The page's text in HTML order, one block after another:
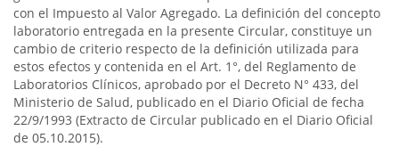
con el Impuesto al Valor Agregado. La definición del concepto
laboratorio entregada en la presente Circular, constituye un
cambio de criterio respecto de la definición utilizada para
estos efectos y contenida en el Art. 1°, del Reglamento de
Laboratorios Clínicos, aprobado por el Decreto N° 433, del
Ministerio de Salud, publicado en el Diario Oficial de fecha
22/9/1993 (Extracto de Circular publicado en el Diario Oficial
de 05.10.2015).